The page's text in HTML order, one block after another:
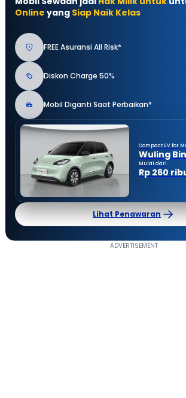
Online yang Siap Naik Kelas
FREE Asuransi All Risk*
Diskon Charge 50%
Mobil Diganti Saat Perbaikan*
Compact EV for
Wuling
Mulai dari
Rp 260
Lihat Penawaran